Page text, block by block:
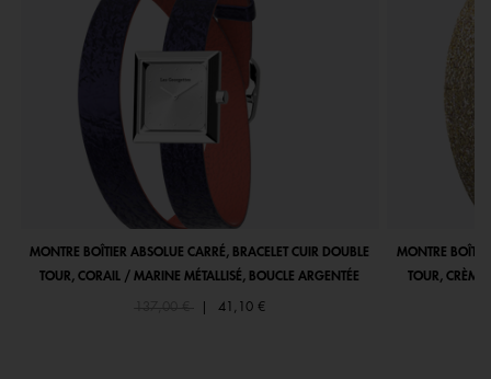
MONTRE BOÎTIER ABSOLUE CARRÉ, BRACELET CUIR DOUBLE
TOUR, CORAIL / MARINE MÉTALLISÉ, BOUCLE ARGENTÉE
Price reduced from
137,00 €to 41,10 €
MONTRE
TOUR, CRÈME